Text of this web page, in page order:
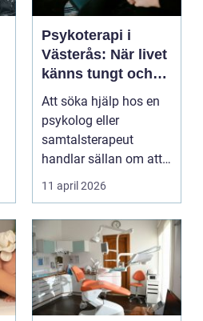
Psykoterapi i
Västerås: När livet
känns tungt och
du behöver prata
med någon
Att söka hjälp hos en
psykolog eller
samtalsterapeut
handlar sällan om att
vara svag....
11 april 2026